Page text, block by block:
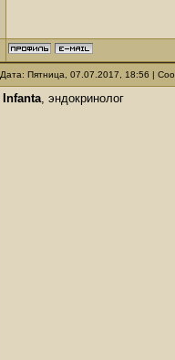
Дата: Пятница, 07.07.2017, 18:56 |
Infanta, эндокринолог